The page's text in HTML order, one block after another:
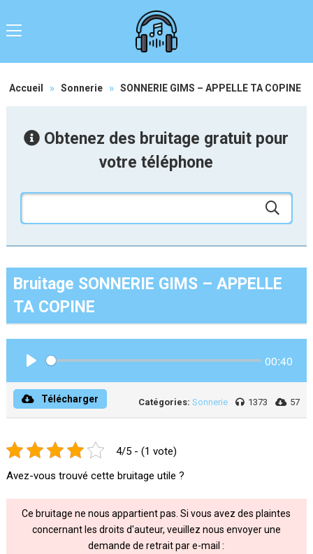
Accueil » Sonnerie » SONNERIE GIMS – APPELLE TA COPINE
Obtenez des bruitage gratuit pour
votre téléphone
Bruitage SONNERIE GIMS – APPELLE
TA COPINE
00:40
Télécharger Catégories: Sonnerie 1373 57
4/5 - (1 vote)
Avez-vous trouvé cette bruitage utile ?
Ce bruitage ne nous appartient pas. Si vous avez des plaintes
concernant les droits d'auteur, veuillez nous envoyer une
demande de retrait par e-mail :